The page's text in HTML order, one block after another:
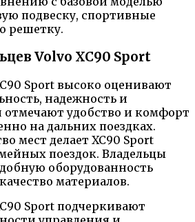
подвеску, спортивные
решетку.
Volvo XC90 Sport
Sport высоко оценивают
надежность и
отмечают удобство и комфорт
на дальних поездках.
мест делает XC90 Sport
поездок. Владельцы
оборудованность
материалов.
Sport подчеркивают